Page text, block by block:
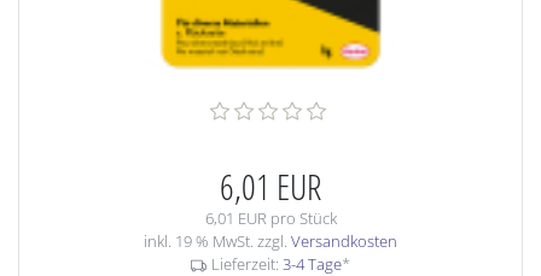
6,01 EUR
6,01 EUR pro Stück
inkl. 19 % MwSt. zzgl. Versandkosten
Lieferzeit: 3-4 Tage*